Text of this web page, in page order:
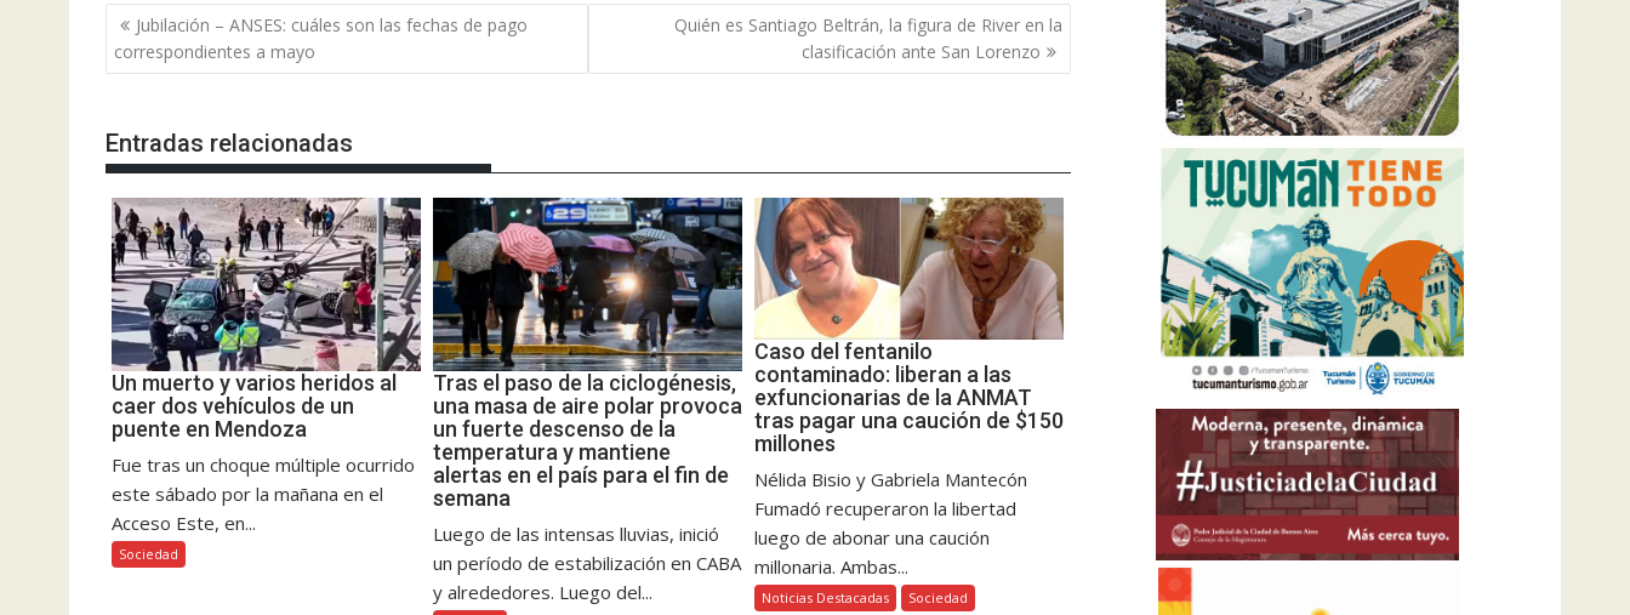
Navegación
de
entradas
Jubilación – ANSES: cuáles son las fechas de pago
correspondientes a mayo
Quién es Santiago Beltrán, la figura de River en la
clasificación ante San Lorenzo
Entradas relacionadas
Un muerto y varios heridos al
caer dos vehículos de un
puente en Mendoza
Fue tras un choque múltiple ocurrido
este sábado por la mañana en el
Acceso Este, en...
Sociedad
Tras el paso de la ciclogénesis,
una masa de aire polar provoca
un fuerte descenso de la
temperatura y mantiene
alertas en el país para el fin de
semana
Luego de las intensas lluvias, inició
un período de estabilización en CABA
y alrededores. Luego del...
Caso del fentanilo
contaminado: liberan a las
exfuncionarias de la ANMAT
tras pagar una caución de $150
millones
Nélida Bisio y Gabriela Mantecón
Fumadó recuperaron la libertad
luego de abonar una caución
millonaria. Ambas...
Noticias Destacadas Sociedad